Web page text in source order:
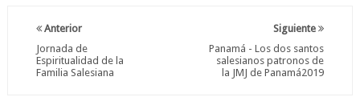
Siguiente
Panamá - Los dos santos
salesianos patronos de
la JMJ de Panamá2019
Anterior
Jornada de
Espiritualidad de la
Familia Salesiana